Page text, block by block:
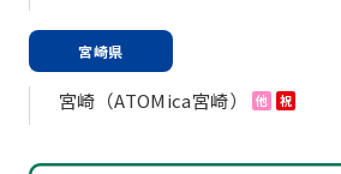
宮崎県
宮崎（ATOMica宮崎） 他 祝